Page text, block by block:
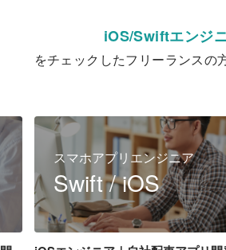
iOS/Swiftエンジ
をチェックしたフリーランスの
スマホアプリエンジニア
Swift / iOS